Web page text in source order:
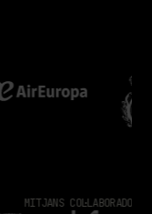
MITJANS COL·LABORADORS